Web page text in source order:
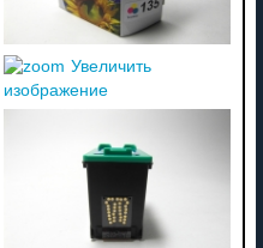
Увеличить
изображение